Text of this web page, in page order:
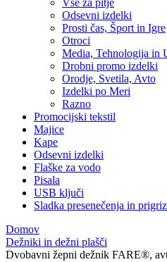
Vse za pitje
Odsevni izdelki
Prosti čas, Šport in Igre
Otroci
Media, Tehnologija in
Drobni promo izdelki
Orodje, Svetila, Avto
Izdelki po Meri
Razno
Promocijski tekstil
Majice
Kape
Odsevni izdelki
Flaške za vodo
Pisala
USB ključi
Sladka presenečenja in
Domov
Dežniki in dežni plašči
Dvobavni žepni dežnik FARE®,